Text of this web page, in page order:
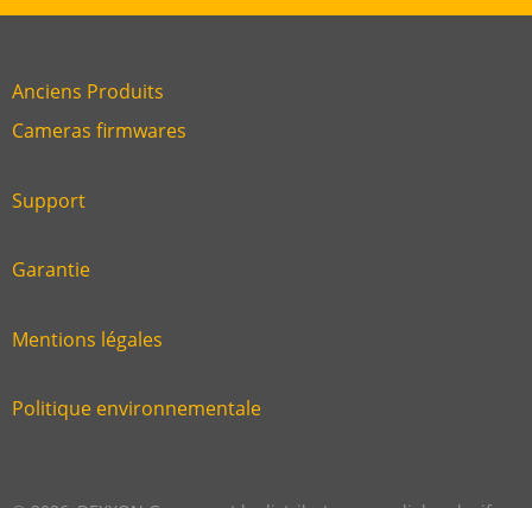
Link
footer
Anciens Produits
Link
six
Cameras firmwares
Link
second
Support
Link
third
Garantie
Link
fourth
Mentions légales
Link
Politique environnementale